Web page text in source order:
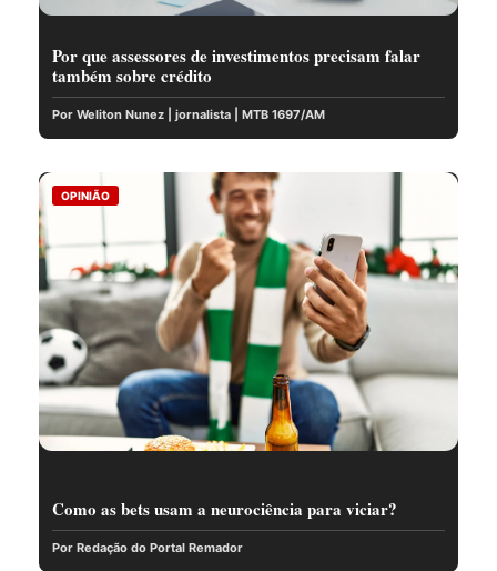
Por que assessores de investimentos precisam falar
também sobre crédito
Por Weliton Nunez | jornalista | MTB 1697/AM
OPINIÃO
Como as bets usam a neurociência para viciar?
Por Redação do Portal Remador